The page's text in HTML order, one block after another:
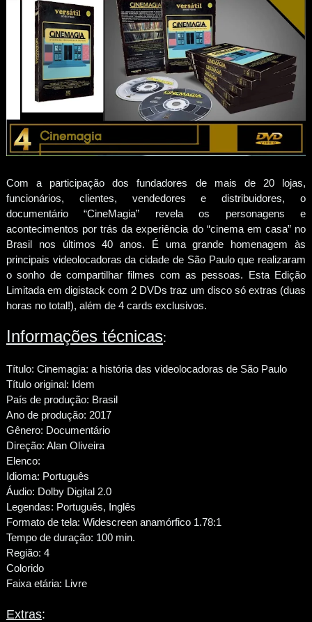
Com a participação dos fundadores de mais de 20 lojas,
funcionários, clientes, vendedores e distribuidores, o
documentário “CineMagia” revela os personagens e
acontecimentos por trás da experiência do “cinema em casa” no
Brasil nos últimos 40 anos. É uma grande homenagem às
principais videolocadoras da cidade de São Paulo que realizaram
o sonho de compartilhar filmes com as pessoas. Esta Edição
Limitada em digistack com 2 DVDs traz um disco só extras (duas
horas no total!), além de 4 cards exclusivos.
Informações técnicas:
Título: Cinemagia: a história das videolocadoras de São Paulo
Título original: Idem
País de produção: Brasil
Ano de produção: 2017
Gênero: Documentário
Direção: Alan Oliveira
Elenco:
Idioma: Português
Áudio: Dolby Digital 2.0
Legendas: Português, Inglês
Formato de tela: Widescreen anamórfico 1.78:1
Tempo de duração: 100 min.
Região: 4
Colorido
Faixa etária: Livre
Extras: